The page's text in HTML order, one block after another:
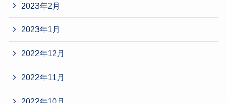
2023年2月
2023年1月
2022年12月
2022年11月